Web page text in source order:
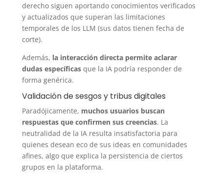
derecho siguen aportando conocimientos verificados
y actualizados que superan las limitaciones
temporales de los LLM (sus datos tienen fecha de
corte).
Además, la interacción directa permite aclarar
dudas específicasque la IA podría responder de
forma genérica.
Validación de sesgos y tribus digitales
Paradójicamente, muchos usuarios buscan
respuestas que confirmen sus creencias. La
neutralidad de la IA resulta insatisfactoria para
quienes desean eco de sus ideas en comunidades
afines, algo que explica la persistencia de ciertos
grupos en la plataforma.